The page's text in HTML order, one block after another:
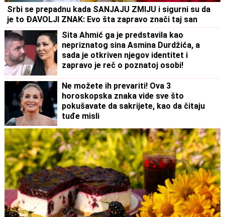
Srbi se prepadnu kada SANJAJU ZMIJU i sigurni su da
je to ĐAVOLJI ZNAK: Evo šta zapravo znači taj san
Sita Ahmić ga je predstavila kao
nepriznatog sina Asmina Durdžića, a
sada je otkriven njegov identitet i
zapravo je reč o poznatoj osobi!
Ne možete ih prevariti! Ova 3
horoskopska znaka vide sve što
pokušavate da sakrijete, kao da čitaju
tuđe misli